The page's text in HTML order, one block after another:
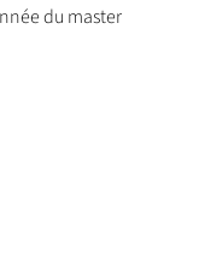
du master